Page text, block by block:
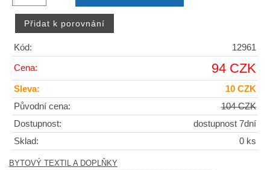
Kód: 12961
Cena: 94 CZK
Sleva:
10 CZK
Původní cena:
104 CZK
Dostupnost:
dostupnost 7dní
Sklad:
0 ks
BYTOVÝ TEXTIL A DOPLŇKY